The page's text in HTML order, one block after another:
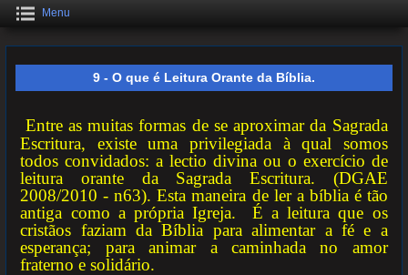
Menu
9 - O que é Leitura Orante da Bíblia.
Entre as muitas formas de se aproximar da Sagrada
Escritura, existe uma privilegiada à qual somos
todos convidados: a lectio divina ou o exercício de
leitura orante da Sagrada Escritura. (DGAE
2008/2010 - n63). Esta maneira de ler a bíblia é tão
antiga como a própria Igreja. É a leitura que os
cristãos faziam da Bíblia para alimentar a fé e a
esperança; para animar a caminhada no amor
fraterno e solidário.